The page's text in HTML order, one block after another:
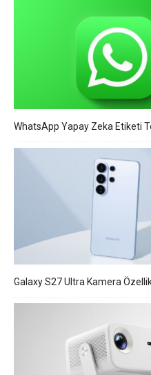
WhatsApp Yapay Zeka Etiketi
Galaxy S27 Ultra Kamera